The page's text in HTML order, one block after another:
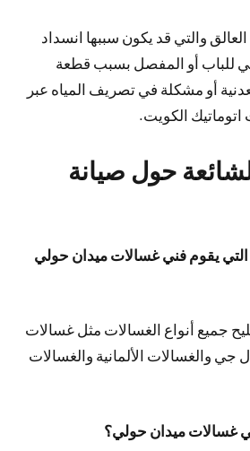
والتي قد يكون سببها انسداد
للباب أو المفصل بسبب قطعة
أو مشكلة في تصريف المياه عبر
الكويت.
حول صيانة
التي يقوم فني غسالات ميدان حولي
جميع أنواع الغسالات مثل غسالات
والغسالات الألمانية والغسالات
غسالات ميدان حولي؟